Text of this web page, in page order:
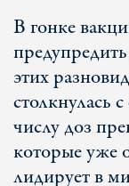
В гонке
этих
столкнулась
числу доз
которые уже
лидирует в